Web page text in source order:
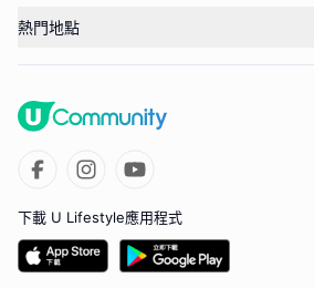
熱門地點
下載 U Lifestyle應用程式